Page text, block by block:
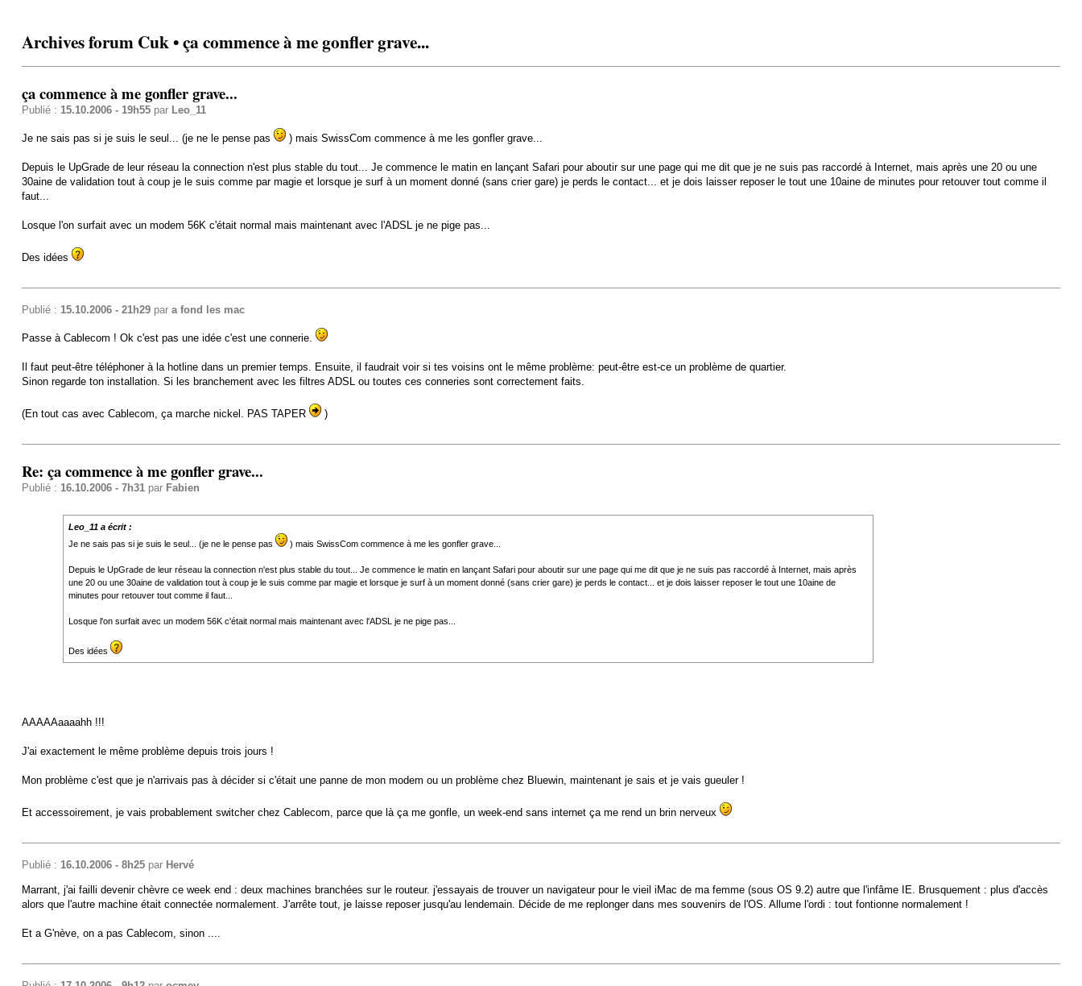
Archives forum Cuk • ça commence à me gonfler grave...
ça commence à me gonfler grave...
Publié : 15.10.2006 - 19h55par Leo_11
Je ne sais pas si je suis le seul... (je ne le pense pas ) mais SwissCom commence à me les gonfler grave...
Depuis le UpGrade de leur réseau la connection n'est plus stable du tout... Je commence le matin en lançant Safari pour aboutir sur une page qui me dit que je ne suis pas raccordé à Internet, mais après une 20 ou une
30aine de validation tout à coup je le suis comme par magie et lorsque je surf à un moment donné (sans crier gare) je perds le contact... et je dois laisser reposer le tout une 10aine de minutes pour retouver tout comme il
faut...
Losque l'on surfait avec un modem 56K c'était normal mais maintenant avec l'ADSL je ne pige pas...
Des idées
Publié : 15.10.2006 - 21h29par a fond les mac
Passe à Cablecom ! Ok c'est pas une idée c'est une connerie.
Il faut peut-être téléphoner à la hotline dans un premier temps. Ensuite, il faudrait voir si tes voisins ont le même problème: peut-être est-ce un problème de quartier.
Sinon regarde ton installation. Si les branchement avec les filtres ADSL ou toutes ces conneries sont correctement faits.
(En tout cas avec Cablecom, ça marche nickel. PAS TAPER )
Re: ça commence à me gonfler grave...
Publié : 16.10.2006 - 7h31par Fabien
Leo_11 a écrit :
Je ne sais pas si je suis le seul... (je ne le pense pas
) mais SwissCom commence à me les gonfler grave...
Depuis le UpGrade de leur réseau la connection n'est plus stable du tout... Je commence le matin en lançant Safari pour aboutir sur une page qui me dit que je ne suis pas raccordé à Internet, mais après
une 20 ou une 30aine de validation tout à coup je le suis comme par magie et lorsque je surf à un moment donné (sans crier gare) je perds le contact... et je dois laisser reposer le tout une 10aine de
minutes pour retouver tout comme il faut...
Losque l'on surfait avec un modem 56K c'était normal mais maintenant avec l'ADSL je ne pige pas...
Des idées
AAAAAaaaahh !!!
J'ai exactement le même problème depuis trois jours !
Mon problème c'est que je n'arrivais pas à décider si c'était une panne de mon modem ou un problème chez Bluewin, maintenant je sais et je vais gueuler !
Et accessoirement, je vais probablement switcher chez Cablecom, parce que là ça me gonfle, un week-end sans internet ça me rend un brin nerveux
Publié : 16.10.2006 - 8h25par Hervé
Marrant, j'ai failli devenir chèvre ce week end : deux machines branchées sur le routeur. j'essayais de trouver un navigateur pour le vieil iMac de ma femme (sous OS 9.2) autre que l'infâme IE. Brusquement : plus d'accès
alors que l'autre machine était connectée normalement. J'arrête tout, je laisse reposer jusqu'au lendemain. Décide de me replonger dans mes souvenirs de l'OS. Allume l'ordi : tout fontionne normalement !
Et a G'nève, on a pas Cablecom, sinon ....